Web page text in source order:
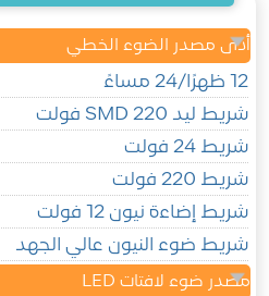
أدى مصدر الضوء الخطي
12 ظهرًا/24 مساءً
شريط ليد SMD 220 فولت
شريط 24 فولت
شريط 220 فولت
شريط إضاءة نيون 12 فولت
شريط ضوء النيون عالي الجهد
مصدر ضوء لافتات LED